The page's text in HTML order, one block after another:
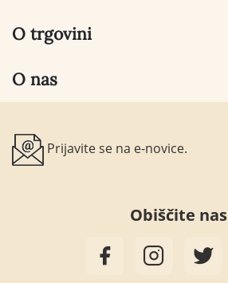
O trgovini
O nas
Prijavite se na e-novice.
Obiščite nas